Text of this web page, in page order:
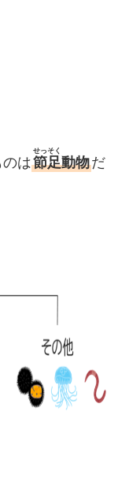
は節足
せっそく
動物だ